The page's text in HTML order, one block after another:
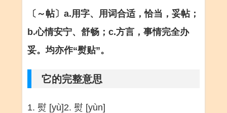
〔～帖〕a.用字、用词合适，恰当，妥帖；
b.心情安宁、舒畅；c.方言，事情完全办
妥。均亦作“熨贴”。
它的完整意思
1. 熨 [yù]2. 熨 [yùn]